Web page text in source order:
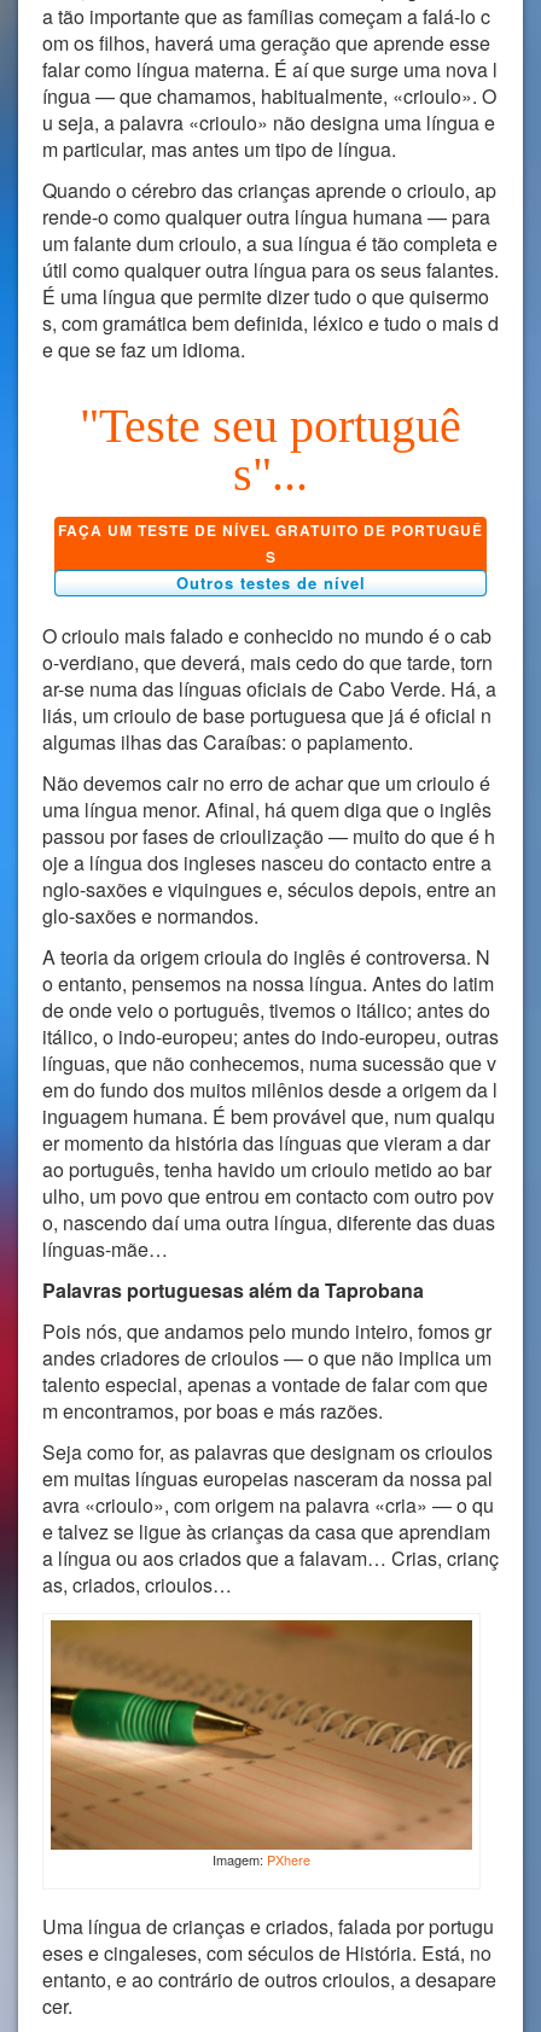
a tão importante que as famílias começam a falá-lo c
om os filhos, haverá uma geração que aprende esse
falar como língua materna. É aí que surge uma nova l
íngua — que chamamos, habitualmente, «crioulo». O
u seja, a palavra «crioulo» não designa uma língua e
m particular, mas antes um tipo de língua.
Quando o cérebro das crianças aprende o crioulo, ap
rende-o como qualquer outra língua humana — para
um falante dum crioulo, a sua língua é tão completa e
útil como qualquer outra língua para os seus falantes.
É uma língua que permite dizer tudo o que quisermo
s, com gramática bem definida, léxico e tudo o mais d
e que se faz um idioma.
"Teste seu portuguê
s"...
FAÇA UM TESTE DE NÍVEL GRATUITO DE PORTUGUÊ
S
Outros testes de nível
O crioulo mais falado e conhecido no mundo é o cab
o-verdiano, que deverá, mais cedo do que tarde, torn
ar-se numa das línguas oficiais de Cabo Verde. Há, a
liás, um crioulo de base portuguesa que já é oficial n
algumas ilhas das Caraíbas: o papiamento.
Não devemos cair no erro de achar que um crioulo é
uma língua menor. Afinal, há quem diga que o inglês
passou por fases de crioulização — muito do que é h
oje a língua dos ingleses nasceu do contacto entre a
nglo-saxões e viquingues e, séculos depois, entre an
glo-saxões e normandos.
A teoria da origem crioula do inglês é controversa. N
o entanto, pensemos na nossa língua. Antes do latim
de onde veio o português, tivemos o itálico; antes do
itálico, o indo-europeu; antes do indo-europeu, outras
línguas, que não conhecemos, numa sucessão que v
em do fundo dos muitos milênios desde a origem da l
inguagem humana. É bem provável que, num qualqu
er momento da história das línguas que vieram a dar
ao português, tenha havido um crioulo metido ao bar
ulho, um povo que entrou em contacto com outro pov
o, nascendo daí uma outra língua, diferente das duas
línguas-mãe…
Palavras portuguesas além da Taprobana
Pois nós, que andamos pelo mundo inteiro, fomos gr
andes criadores de crioulos — o que não implica um
talento especial, apenas a vontade de falar com que
m encontramos, por boas e más razões.
Seja como for, as palavras que designam os crioulos
em muitas línguas europeias nasceram da nossa pal
avra «crioulo», com origem na palavra «cria» — o qu
e talvez se ligue às crianças da casa que aprendiam
a língua ou aos criados que a falavam… Crias, crianç
as, criados, crioulos…
Imagem: PXhere
Uma língua de crianças e criados, falada por portugu
eses e cingaleses, com séculos de História. Está, no
entanto, e ao contrário de outros crioulos, a desapare
cer.